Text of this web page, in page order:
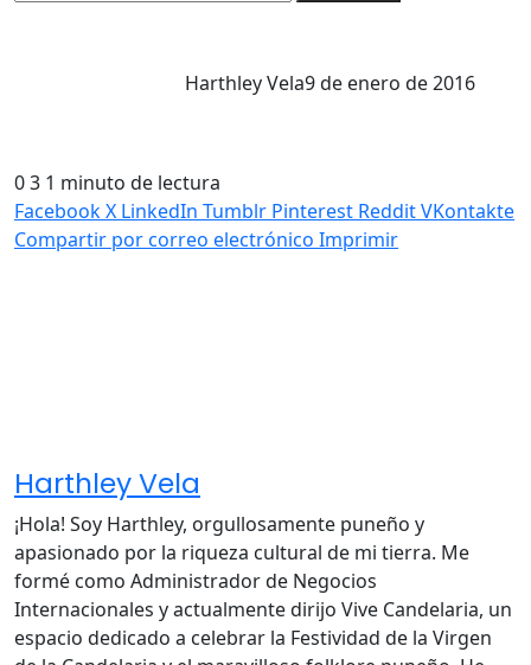
Harthley Vela9 de enero de 2016
03 1 minuto de lectura
FacebookX LinkedIn Tumblr Pinterest RedditVKontakte
Compartir por correo electrónico Imprimir
Harthley Vela
¡Hola! Soy Harthley, orgullosamente puneño y
apasionado por la riqueza cultural de mi tierra. Me
formé como Administrador de Negocios
Internacionales y actualmente dirijo Vive Candelaria, un
espacio dedicado a celebrar la Festividad de la Virgen